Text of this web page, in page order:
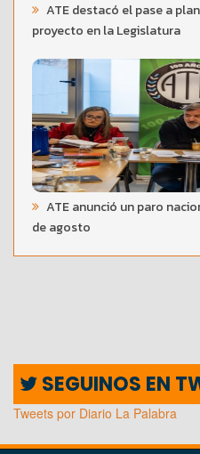
ATE destacó el pase a
proyecto en la Legislatura
ATE anunció un paro
de agosto
SEGUINOS EN
Tweets por Diario La Palabra